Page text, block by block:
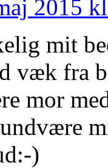
2015
mit
væk fra
mor
)